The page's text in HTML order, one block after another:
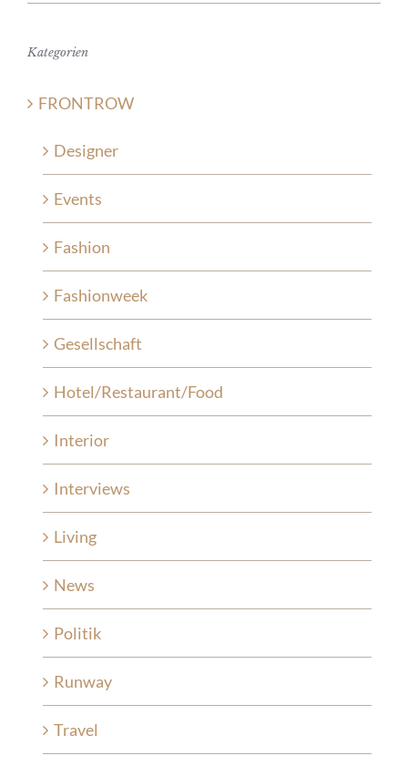
Kategorien
FRONTROW
Designer
Events
Fashion
Fashionweek
Gesellschaft
Hotel/Restaurant/Food
Interior
Interviews
Living
News
Politik
Runway
Travel